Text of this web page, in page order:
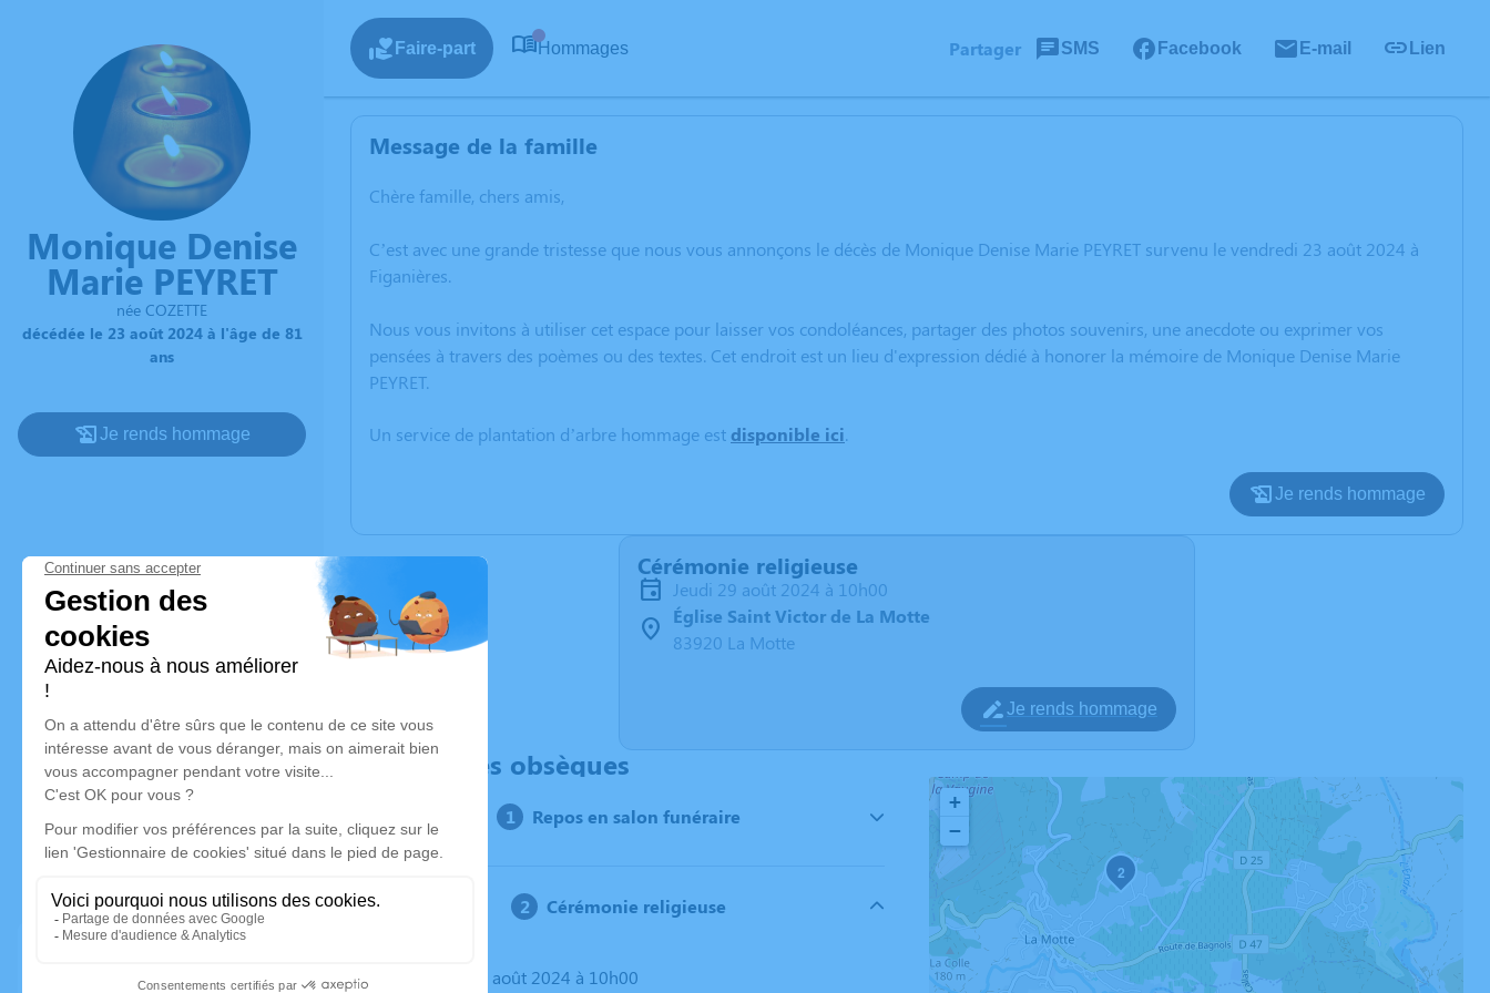
Monique Denise
Marie PEYRET
née COZETTE
décédée le 23 août 2024 à l'âge de 81
ans
Je rends hommage
Faire-part Hommages Partager SMS Facebook E-mail Lien
Message de la famille
Chère famille, chers amis,
C’est avec une grande tristesse que nous vous annonçons le décès de Monique Denise Marie PEYRET survenu le vendredi 23 août 2024 à
Figanières.
Nous vous invitons à utiliser cet espace pour laisser vos condoléances, partager des photos souvenirs, une anecdote ou exprimer vos
pensées à travers des poèmes ou des textes. Cet endroit est un lieu d'expression dédié à honorer la mémoire de Monique Denise Marie
PEYRET.
Un service de plantation d’arbre hommage est disponible ici.
Je rends hommage
Cérémonie religieuse
jeudi 29 août 2024 à 10h00
Église Saint Victor de La Motte
83920 La Motte
Je rends hommage
Déroulé des obsèques
Repos en salon funéraire
Cérémonie religieuse
Le jeudi 29 août 2024 à 10h00
2
+
−